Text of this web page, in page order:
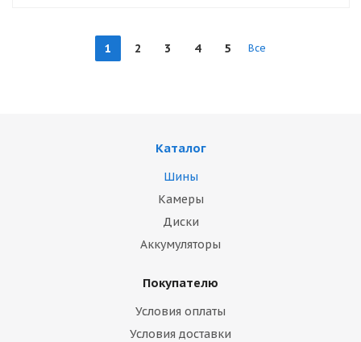
1 2 3 4 5 Все
Каталог
Шины
Камеры
Диски
Аккумуляторы
Покупателю
Условия оплаты
Условия доставки